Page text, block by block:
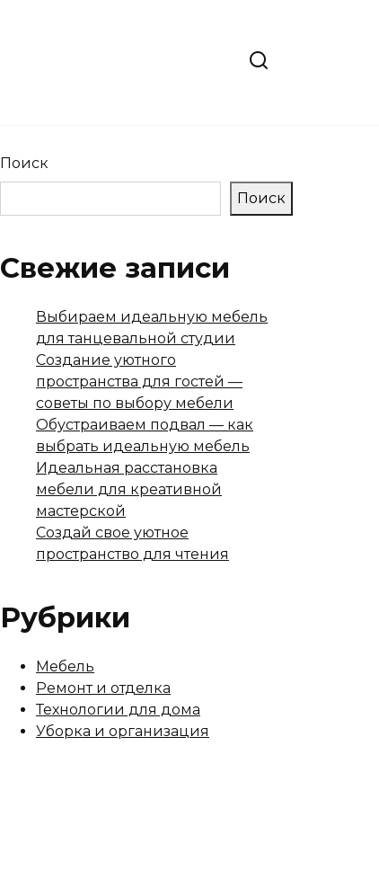
Поиск
Поиск
Свежие записи
Выбираем идеальную мебель
для танцевальной студии
Создание уютного
пространства для гостей —
советы по выбору мебели
Обустраиваем подвал — как
выбрать идеальную мебель
Идеальная расстановка
мебели для креативной
мастерской
Создай свое уютное
пространство для чтения
Рубрики
Мебель
Ремонт и отделка
Технологии для дома
Уборка и организация